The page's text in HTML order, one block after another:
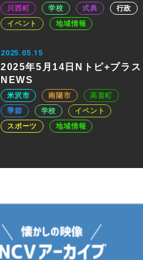
川西町 学校 式典
行政
イベント
地域情報
2025.05.15
2025年5月14日Nトピ+プラス
NEWS
米沢市 南陽市
高畠町
季節
学校
イベント
スポーツ
地域情報